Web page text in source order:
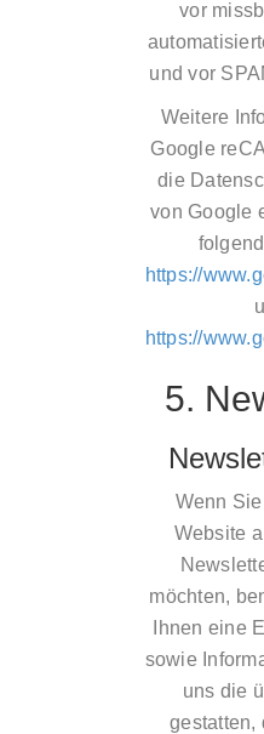
vor
und vor
Weitere
Google
die
von Google
https://
https://
5.
Wenn
Website
möchten,
Ihnen eine
sowie
uns die
gestatten,